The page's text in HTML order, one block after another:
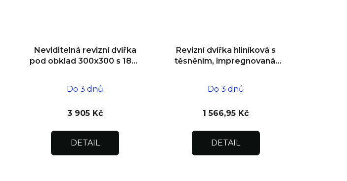
Neviditelná revizní dvířka
pod obklad 300x300 s 180°
Do 3 dnů
3 905 Kč
DETAIL
Revizní dvířka hliníková s
těsněním, impregnovaná,
Do 3 dnů
1 566,95 Kč
DETAIL